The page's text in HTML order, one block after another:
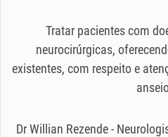
Tratar pacientes com
neurocirúrgicas,
existentes, com respeito e
Dr Willian Rezende -